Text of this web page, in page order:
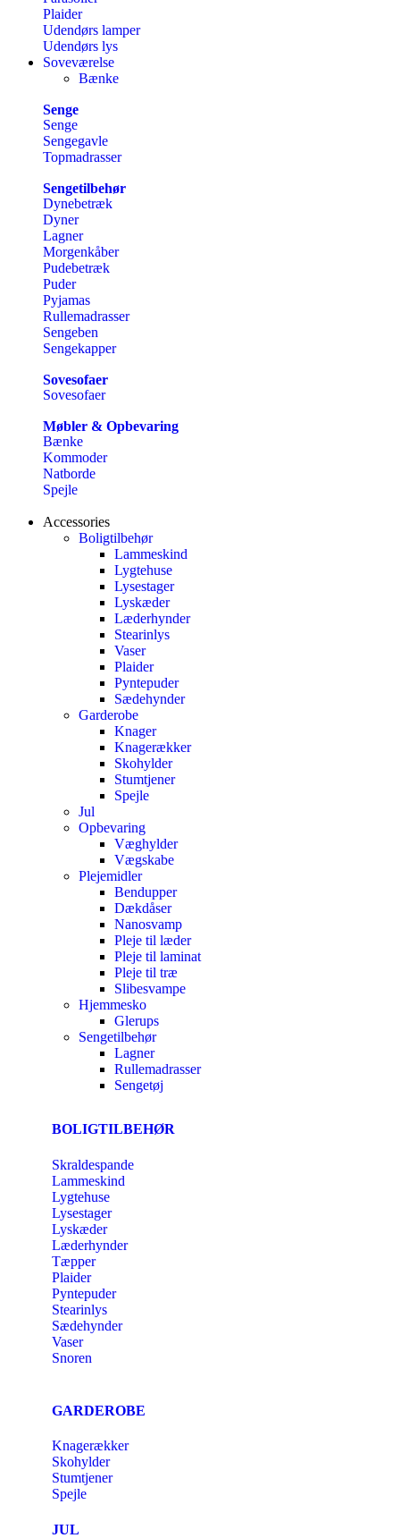
Plaider
Udendørs lamper
Udendørs lys
Soveværelse
Bænke
Senge
Senge
Sengegavle
Topmadrasser
Sengetilbehør
Dynebetræk
Dyner
Lagner
Morgenkåber
Pudebetræk
Puder
Pyjamas
Rullemadrasser
Sengeben
Sengekapper
Sovesofaer
Sovesofaer
Møbler & Opbevaring
Bænke
Kommoder
Natborde
Spejle
Accessories
Boligtilbehør
Lammeskind
Lygtehuse
Lysestager
Lyskæder
Læderhynder
Stearinlys
Vaser
Plaider
Pyntepuder
Sædehynder
Garderobe
Knager
Knagerækker
Skohylder
Stumtjener
Spejle
Jul
Opbevaring
Væghylder
Vægskabe
Plejemidler
Bendupper
Dækdåser
Nanosvamp
Pleje til læder
Pleje til laminat
Pleje til træ
Slibesvampe
Hjemmesko
Glerups
Sengetilbehør
Lagner
Rullemadrasser
Sengetøj
BOLIGTILBEHØR
Skraldespande
Lammeskind
Lygtehuse
Lysestager
Lyskæder
Læderhynder
Tæpper
Plaider
Pyntepuder
Stearinlys
Sædehynder
Vaser
Snoren
GARDEROBE
Knagerækker
Skohylder
Stumtjener
Spejle
JUL